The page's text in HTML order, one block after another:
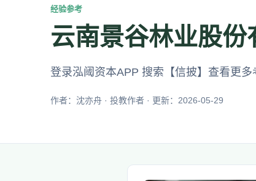
经验参考
云南景谷林业股
登录泓阈资本APP 搜索【信披】查看更多
作者：沈亦舟 · 投教作者 · 更新：2026-05-29